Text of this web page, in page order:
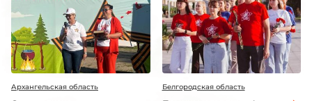
Архангельская область Белгородская область